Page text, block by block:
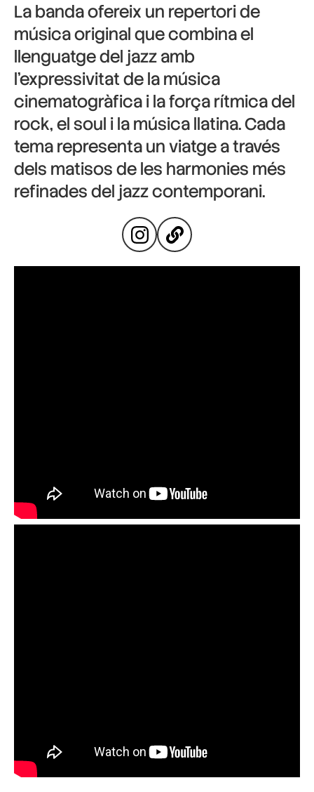
La banda ofereix un repertori de
música original que combina el
llenguatge del jazz amb
l’expressivitat de la música
cinematogràfica i la força rítmica del
rock, el soul i la música llatina. Cada
tema representa un viatge a través
dels matisos de les harmonies més
refinades del jazz contemporani.